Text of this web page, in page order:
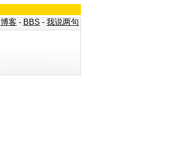
博客 - BBS - 我说两句